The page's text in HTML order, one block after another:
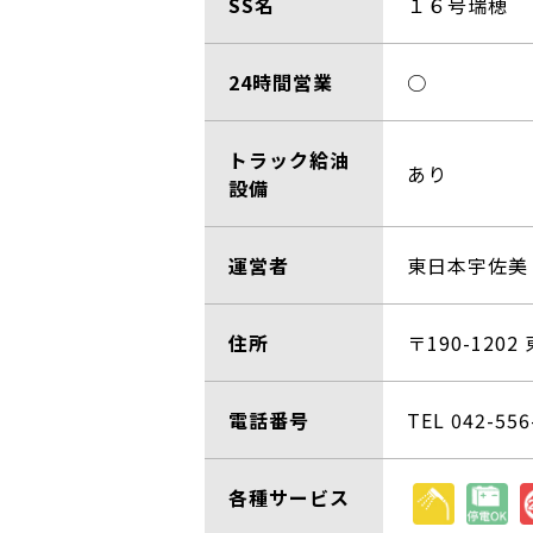
24時間営業 ○
トラック給油
設備
あり
運営者 東日本宇佐
住所 〒190-1202
電話番号 TEL 042-
各種サービス